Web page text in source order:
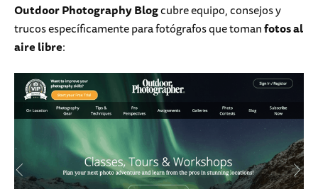
Outdoor Photography Blogcubre equipo, consejos y
trucos específicamente para fotógrafos que tomanfotos al
aire libre: